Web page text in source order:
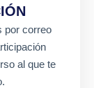
por correo
al que te